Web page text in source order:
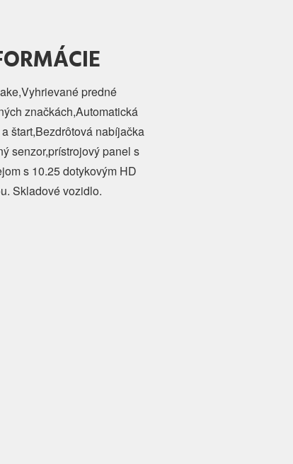
predné
značkách,Automatická
štart,Bezdrôtová nabíjačka
senzor,prístrojový panel s
s 10.25 dotykovým HD
Skladové vozidlo.